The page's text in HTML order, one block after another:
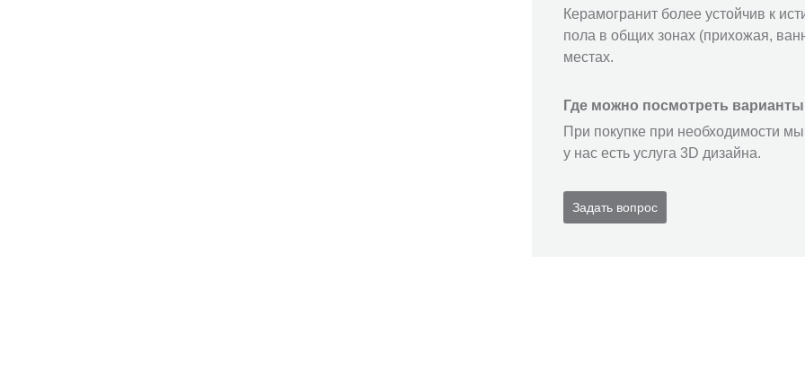
Керамогранит более устойчив к
пола в общих зонах (прихожая,
местах.
Где можно посмотреть
При покупке при необходимости
у нас есть услуга 3D дизайна.
Задать вопрос